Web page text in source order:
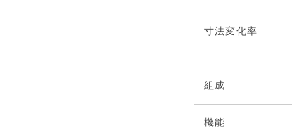
寸法変化率
組成
機能